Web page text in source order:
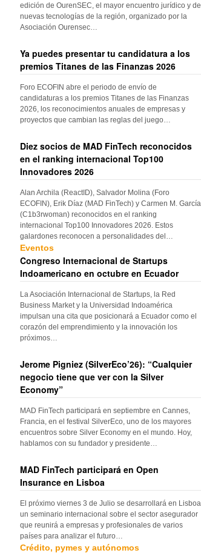
edición de OurenSEC, el mayor encuentro jurídico y de
nuevas tecnologías de la región, organizado por la
Asociación Ourensec…
Ya puedes presentar tu candidatura a los
premios Titanes de las Finanzas 2026
Foro ECOFIN abre el periodo de envío de
candidaturas a los premios Titanes de las Finanzas
2026, los reconocimientos anuales de empresas y
proyectos que cambian las reglas del juego…
Diez socios de MAD FinTech reconocidos
en el ranking internacional Top100
Innovadores 2026
Alan Archila (ReactID), Salvador Molina (Foro
ECOFIN), Erik Díaz (MAD FinTech) y Carmen M. García
(C1b3rwoman) reconocidos en el ranking
internacional Top100 Innovadores 2026. Estos
galardones reconocen a personalidades del…
Eventos
Congreso Internacional de Startups
Indoamericano en octubre en Ecuador
La Asociación Internacional de Startups, la Red
Business Market y la Universidad Indoamérica
impulsan una cita que posicionará a Ecuador como el
corazón del emprendimiento y la innovación los
próximos…
Jerome Pigniez (SilverEco’26): “Cualquier
negocio tiene que ver con la Silver
Economy”
MAD FinTech participará en septiembre en Cannes,
Francia, en el festival SilverEco, uno de los mayores
encuentros sobre Silver Economy en el mundo. Hoy,
hablamos con su fundador y presidente…
MAD FinTech participará en Open
Insurance en Lisboa
El próximo viernes 3 de Julio se desarrollará en Lisboa
un seminario internacional sobre el sector asegurador
que reunirá a empresas y profesionales de varios
países para analizar el futuro…
Crédito, pymes y autónomos